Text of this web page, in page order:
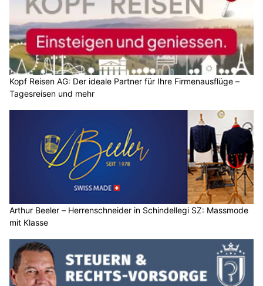
Kopf Reisen AG: Der ideale Partner für Ihre Firmenausflüge –
Tagesreisen und mehr
Arthur Beeler – Herrenschneider in Schindellegi SZ: Massmode
mit Klasse